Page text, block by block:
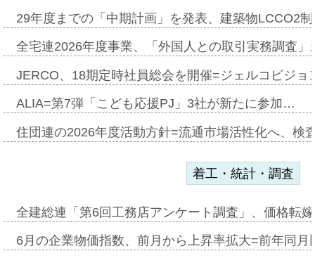
29年度までの「中期計画」を発表、建築物LCCO2
全宅連2026年度事業、「外国人との取引実務調査
JERCO、18期定時社員総会を開催=ジェルコビジ
ALIA=第7弾「こども応援PJ」3社が新たに参加…
住団連の2026年度活動方針=流通市場活性化へ、検
着工・統計・調査
全建総連「第6回工務店アンケート調査」、価格転
6月の企業物価指数、前月から上昇率拡大=前年同